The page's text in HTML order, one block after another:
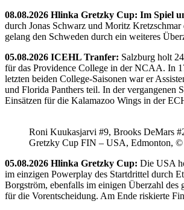
08.08.2026 Hlinka Gretzky Cup: Im Spiel
durch Jonas Schwarz und Moritz
gelang den Schweden durch ein weiteres
05.08.2026 ICEHL Tranfer: Salzburg holt
für das Providence College in der NCAA. In
letzten beiden College-Saisonen war er
und Florida Panthers teil. In der vergangenen
Einsätzen für die Kalamazoo Wings in der
Roni Kuukasjarvi #9, Brooks DeMars
Gretzky Cup FIN – USA, Edmonton, ©
05.08.2026 Hlinka Gretzky Cup: Die USA
im einzigen Powerplay des Startdrittel durch
Borgström, ebenfalls im einigen Überzahl
für die Vorentscheidung. Am Ende riskierte